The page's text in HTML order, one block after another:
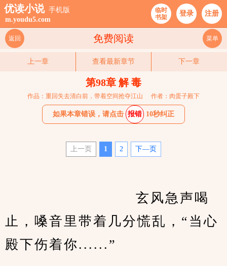
优读小说 手机版
m.youdu5.com
临时
书架
登录 注册
免费阅读
返回 菜单
上一章 查看最新章节 下一章
第98章 解 毒
作品：重回失去清白前，带着空间抢夺江山 作者：肉蛋子殿下
如果本章错误，请点击 报错 10秒纠正
上一页 1 2 下—页
玄风急声喝
止，嗓音里带着几分慌乱，“当心
殿下伤着你......”